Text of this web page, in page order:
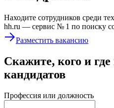
Находите сотрудников среди
hh.ru — сервис № 1 по поиску
Разместить вакансию
Скажите, кого и
кандидатов
Профессия или должность